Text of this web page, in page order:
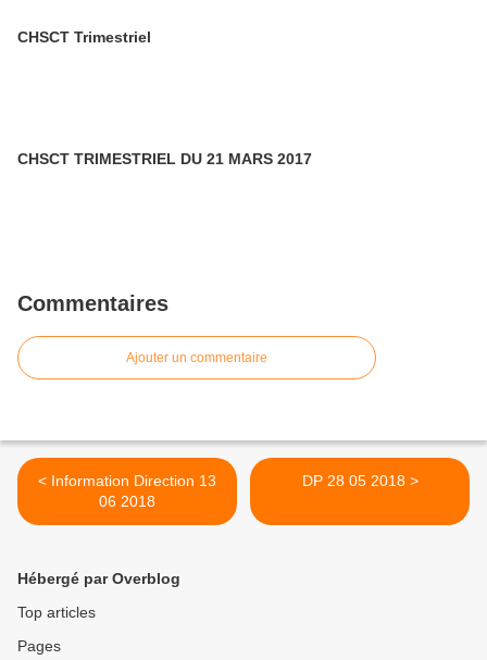
CHSCT Trimestriel
CHSCT TRIMESTRIEL DU 21 MARS 2017
Commentaires
Ajouter un commentaire
< Information Direction 13
06 2018
DP 28 05 2018 >
Hébergé par Overblog
Top articles
Pages